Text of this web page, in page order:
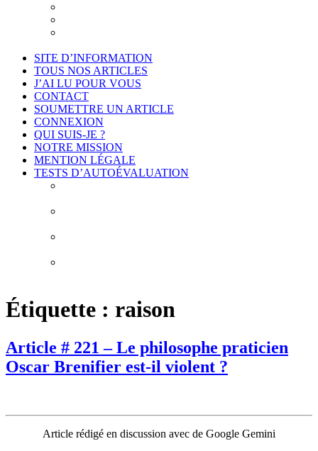
SITE D’INFORMATION
TOUS NOS ARTICLES
J’AI LU POUR VOUS
CONTACT
SOUMETTRE UN ARTICLE
CONNEXION
QUI SUIS-JE ?
NOTRE MISSION
MENTION LÉGALE
TESTS D’AUTOÉVALUATION
Étiquette : raison
Article # 221 – Le philosophe praticien
Oscar Brenifier est-il violent ?
Article rédigé en discussion avec de Google Gemini